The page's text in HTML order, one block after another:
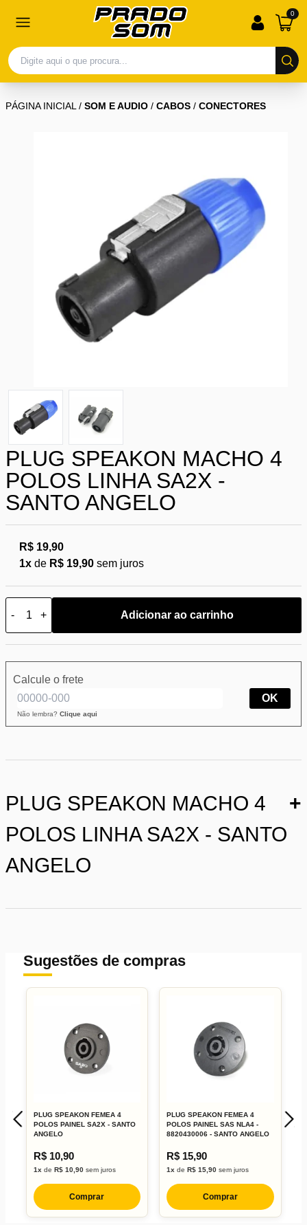
0
PÁGINA INICIAL/ SOM E AUDIO / CABOS / CONECTORES
PLUG SPEAKON MACHO 4
POLOS LINHA SA2X -
SANTO ANGELO
R$ 19,90
1x de R$ 19,90 sem juros
- + Adicionar ao carrinho
Calcule o frete
Não lembra? Clique aqui
OK
PLUG SPEAKON MACHO 4
POLOS LINHA SA2X - SANTO
ANGELO
+
Sugestões de compras
PLUG SPEAKON FEMEA 4
POLOS PAINEL SA2X - SANTO
ANGELO
R$ 10,90
1x de R$ 10,90sem juros
Comprar
PLUG SPEAKON FEMEA 4
POLOS PAINEL SAS NLA4 -
8820430006 - SANTO ANGELO
R$ 15,90
1x deR$ 15,90 sem juros
Comprar